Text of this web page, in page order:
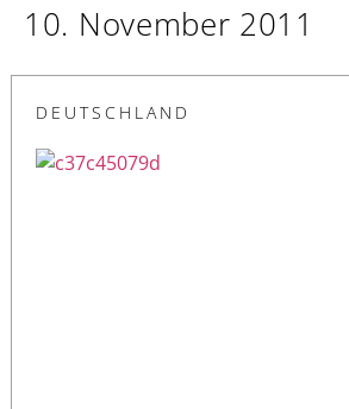
10. November 2011
DEUTSCHLAND